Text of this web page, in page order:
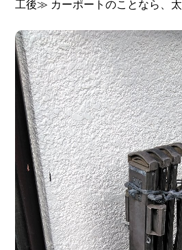
工後≫ カーポートのことなら、